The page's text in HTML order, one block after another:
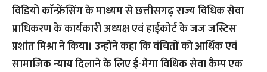
विडियो काॅन्फ्रेंसिंग के माध्यम से छत्तीसगढ़ राज्य विधिक सेवा
प्राधिकरण के कार्यकारी अध्यक्ष एवं हाईकोर्ट के जज जस्टिस
प्रशांत मिश्रा ने किया। उन्होंने कहा कि वंचितों को आर्थिक एवं
सामाजिक न्याय दिलाने के लिए ई-मेगा विधिक सेवा कैम्प एक